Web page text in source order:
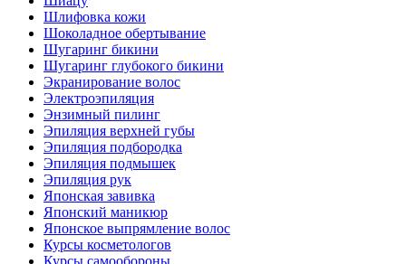
Шлифовка кожи
Шоколадное обертывание
Шугаринг бикини
Шугаринг глубокого бикини
Экранирование волос
Электроэпиляция
Энзимный пилинг
Эпиляция верхней губы
Эпиляция подбородка
Эпиляция подмышек
Эпиляция рук
Японская завивка
Японский маникюр
Японское выпрямление волос
Курсы косметологов
Курсы самообороны